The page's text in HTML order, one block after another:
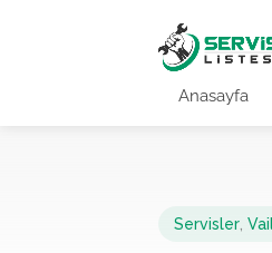
Anasayfa
Servisler